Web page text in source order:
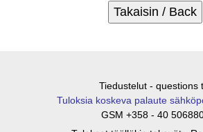
Tiedustelut - questions
Tuloksia koskeva palaute
GSM +358 - 40